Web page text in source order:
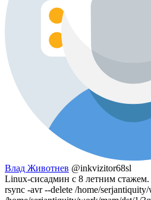
Влад Животнев @inkvizitor68sl
Linux-сисадмин с 8 летним стажем.
rsync -avr --delete /home/